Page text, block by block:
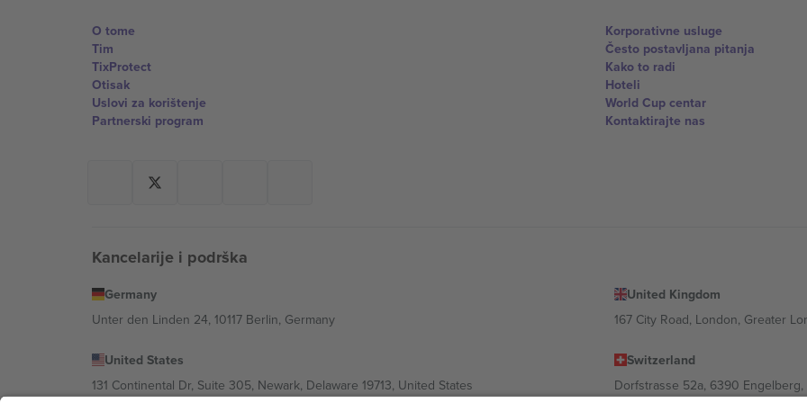
O tome
Tim
TixProtect
Otisak
Uslovi za korištenje
Partnerski program
Korporativne usluge
Često postavljana pitanja
Kako to radi
Hoteli
World Cup centar
Kontaktirajte nas
Kancelarije i podrška
Germany
Unter den Linden 24, 10117 Berlin, Germany
United Kingdom
167 City Road, London, Greater
United States
131 Continental Dr, Suite 305, Newark, Delaware 19713, United States
Switzerland
Dorfstrasse 52a, 6390 Engelberg,